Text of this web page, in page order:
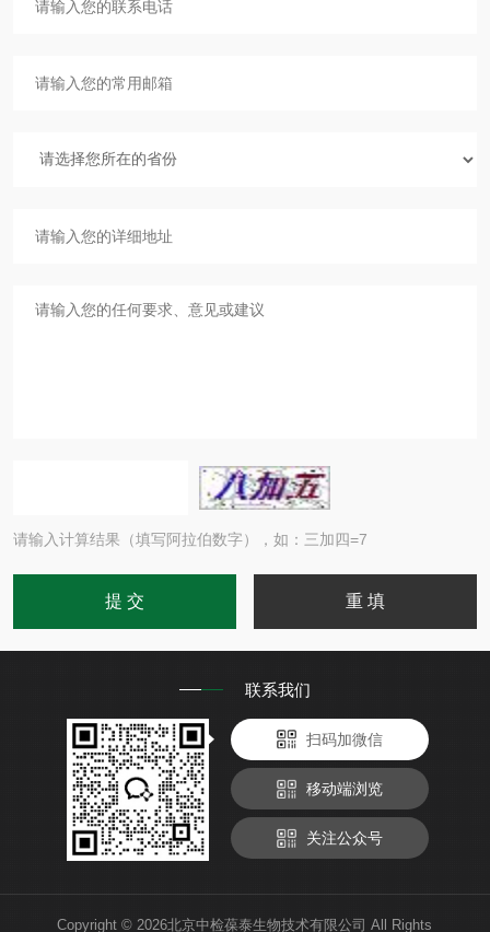
请输入计算结果（填写阿拉伯数字），如：三加四=7
联系我们
扫码加微信
移动端浏览
关注公众号
Copyright © 2026北京中检葆泰生物技术有限公司 All Rights